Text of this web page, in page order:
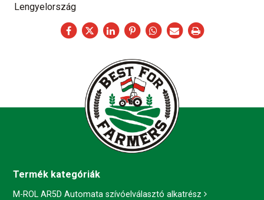
Lengyelország
Termék kategóriák
M-ROL AR5D Automata szívóelválasztó alkatrész